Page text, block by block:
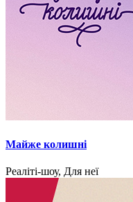
Майже колишні
Реаліті-шоу, Для неї